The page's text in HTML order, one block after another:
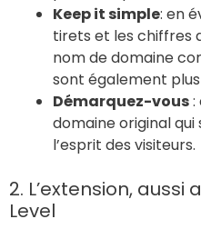
Keep it simple: en
tirets et les chiffres
nom de domaine
sont également plus
Démarquez-vous:
domaine original
l’esprit des visiteurs.
2. L’extension,
Level